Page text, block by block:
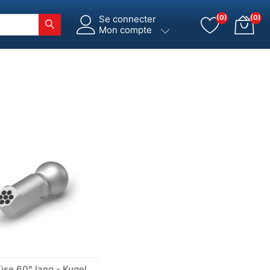
Se connecter
Mon compte
(0) (0)